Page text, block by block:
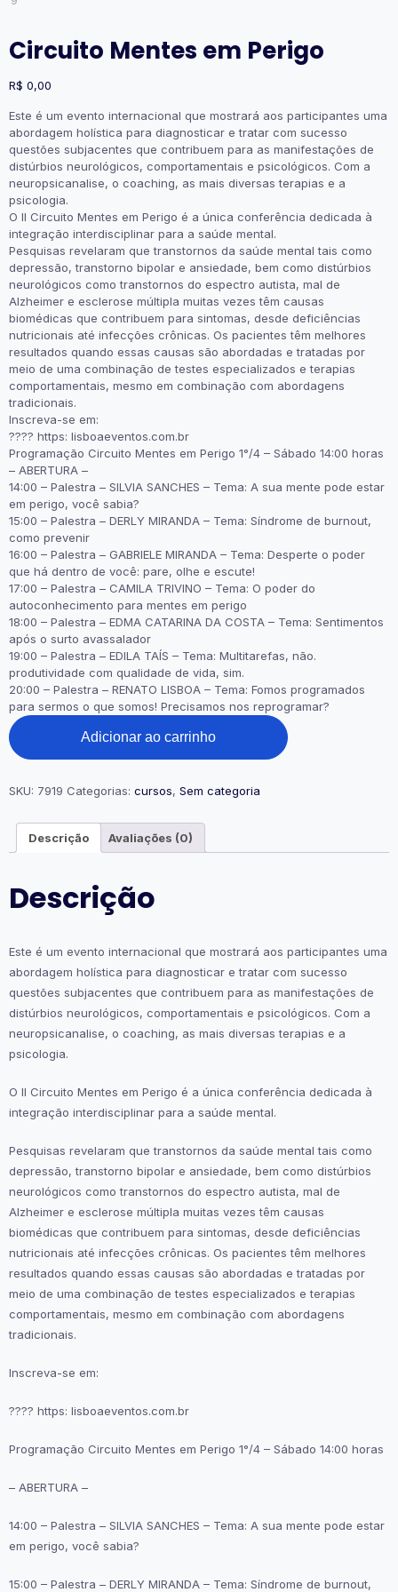
Circuito Mentes em Perigo
R$ 0,00
Este é um evento internacional que mostrará aos participantes uma
abordagem holística para diagnosticar e tratar com sucesso
questões subjacentes que contribuem para as manifestações de
distúrbios neurológicos, comportamentais e psicológicos. Com a
neuropsicanalise, o coaching, as mais diversas terapias e a
psicologia.
O II Circuito Mentes em Perigo é a única conferência dedicada à
integração interdisciplinar para a saúde mental.
Pesquisas revelaram que transtornos da saúde mental tais como
depressão, transtorno bipolar e ansiedade, bem como distúrbios
neurológicos como transtornos do espectro autista, mal de
Alzheimer e esclerose múltipla muitas vezes têm causas
biomédicas que contribuem para sintomas, desde deficiências
nutricionais até infecções crônicas. Os pacientes têm melhores
resultados quando essas causas são abordadas e tratadas por
meio de uma combinação de testes especializados e terapias
comportamentais, mesmo em combinação com abordagens
tradicionais.
Inscreva-se em:
???? https: lisboaeventos.com.br
Programação Circuito Mentes em Perigo 1°/4 – Sábado 14:00 horas
– ABERTURA –
14:00 – Palestra – SILVIA SANCHES – Tema: A sua mente pode estar
em perigo, você sabia?
15:00 – Palestra – DERLY MIRANDA – Tema: Síndrome de burnout,
como prevenir
16:00 – Palestra – GABRIELE MIRANDA – Tema: Desperte o poder
que há dentro de você: pare, olhe e escute!
17:00 – Palestra – CAMILA TRIVINO – Tema: O poder do
autoconhecimento para mentes em perigo
18:00 – Palestra – EDMA CATARINA DA COSTA – Tema: Sentimentos
após o surto avassalador
19:00 – Palestra – EDILA TAÍS – Tema: Multitarefas, não.
produtividade com qualidade de vida, sim.
20:00 – Palestra – RENATO LISBOA – Tema: Fomos programados
para sermos o que somos! Precisamos nos reprogramar?
Circuito
Mentes
em
quantidade
Adicionar ao carrinho
SKU: 7919 Categorias: cursos, Sem categoria
Descrição Avaliações (0)
Descrição
Este é um evento internacional que mostrará aos participantes uma
abordagem holística para diagnosticar e tratar com sucesso
questões subjacentes que contribuem para as manifestações de
distúrbios neurológicos, comportamentais e psicológicos. Com a
neuropsicanalise, o coaching, as mais diversas terapias e a
psicologia.
O II Circuito Mentes em Perigo é a única conferência dedicada à
integração interdisciplinar para a saúde mental.
Pesquisas revelaram que transtornos da saúde mental tais como
depressão, transtorno bipolar e ansiedade, bem como distúrbios
neurológicos como transtornos do espectro autista, mal de
Alzheimer e esclerose múltipla muitas vezes têm causas
biomédicas que contribuem para sintomas, desde deficiências
nutricionais até infecções crônicas. Os pacientes têm melhores
resultados quando essas causas são abordadas e tratadas por
meio de uma combinação de testes especializados e terapias
comportamentais, mesmo em combinação com abordagens
tradicionais.
Inscreva-se em:
???? https: lisboaeventos.com.br
Programação Circuito Mentes em Perigo 1°/4 – Sábado 14:00 horas
– ABERTURA –
14:00 – Palestra – SILVIA SANCHES – Tema: A sua mente pode estar
em perigo, você sabia?
15:00 – Palestra – DERLY MIRANDA – Tema: Síndrome de burnout,